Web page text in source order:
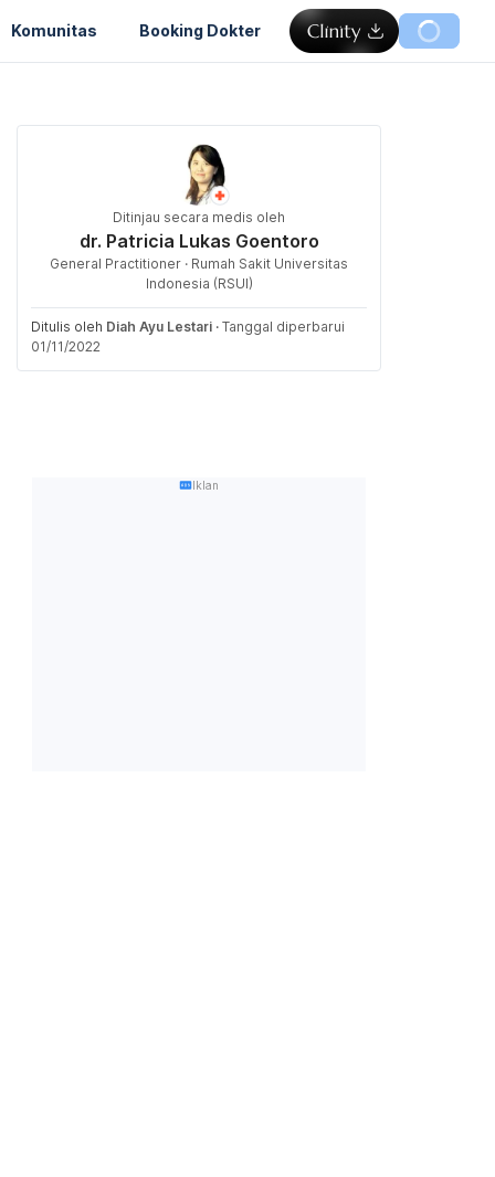
Komunitas Booking Dokter
Ditinjau secara medis oleh
dr. Patricia Lukas Goentoro
General Practitioner · Rumah Sakit Universitas
Indonesia (RSUI)
Ditulis oleh Diah Ayu Lestari · Tanggal diperbarui
01/11/2022
Iklan